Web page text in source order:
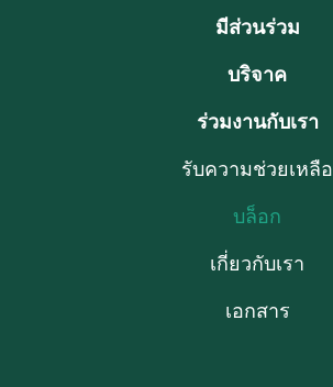
มีส่วนร่วม
บริจาค
ร่วมงานกับเรา
รับความช่วยเหลือ
บล็อก
เกี่ยวกับเรา
เอกสาร